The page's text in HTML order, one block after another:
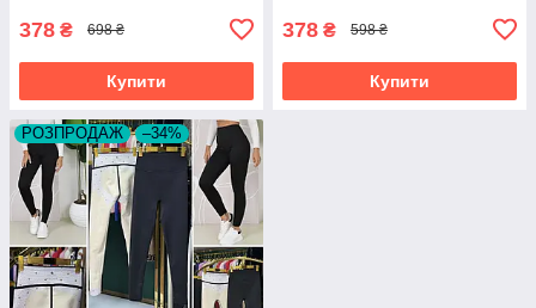
378 ₴ 698 ₴
Купити
378 ₴ 598 ₴
Купити
РОЗПРОДАЖ –34%